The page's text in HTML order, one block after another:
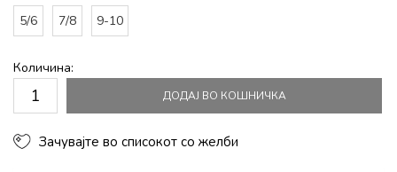
5/6
7/8 9-10
Количина:
ДОДАЈ ВО КОШНИЧКА
Зачувајте во списокот со желби